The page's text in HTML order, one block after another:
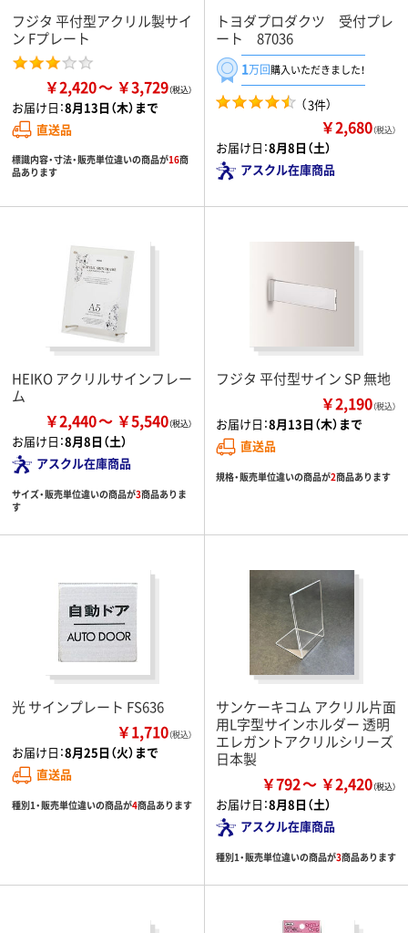
フジタ 平付型アクリル製サイ
ン Fプレート
￥2,420 ￥3,729
お届け日：8月13日（木）まで
直送品
標識内容・寸法・販売単位違いの商品が16商
品あります
トヨダプロダクツ 受付プレ
ート 87036
1万回購入いただきました！
（3件）
￥2,680（税込）
お届け日：8月8日（土）
アスクル在庫商品
HEIKO アクリルサインフレー
ム
￥2,440 ￥5,540
お届け日：8月8日（土）
アスクル在庫商品
サイズ・販売単位違いの商品が3商品ありま
す
フジタ 平付型サイン SP 無地
￥2,190（税込）
お届け日：8月13日（木）まで
直送品
規格・販売単位違いの商品が2商品あります
光 サインプレート FS636
￥1,710（税込）
お届け日：8月25日（火）まで
直送品
種別1・販売単位違いの商品が4商品あります
サンケーキコム アクリル片面
用L字型サインホルダー 透明
エレガントアクリルシリーズ
日本製
￥792 ￥2,420
お届け日：8月8日（土）
アスクル在庫商品
種別1・販売単位違いの商品が3商品あります